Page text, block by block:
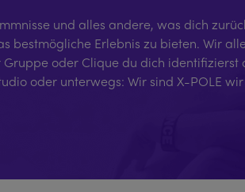
und alles andere, was dich
bestmögliche Erlebnis zu bieten. Wir
oder Clique du dich
oder unterwegs: Wir sind X-POLE